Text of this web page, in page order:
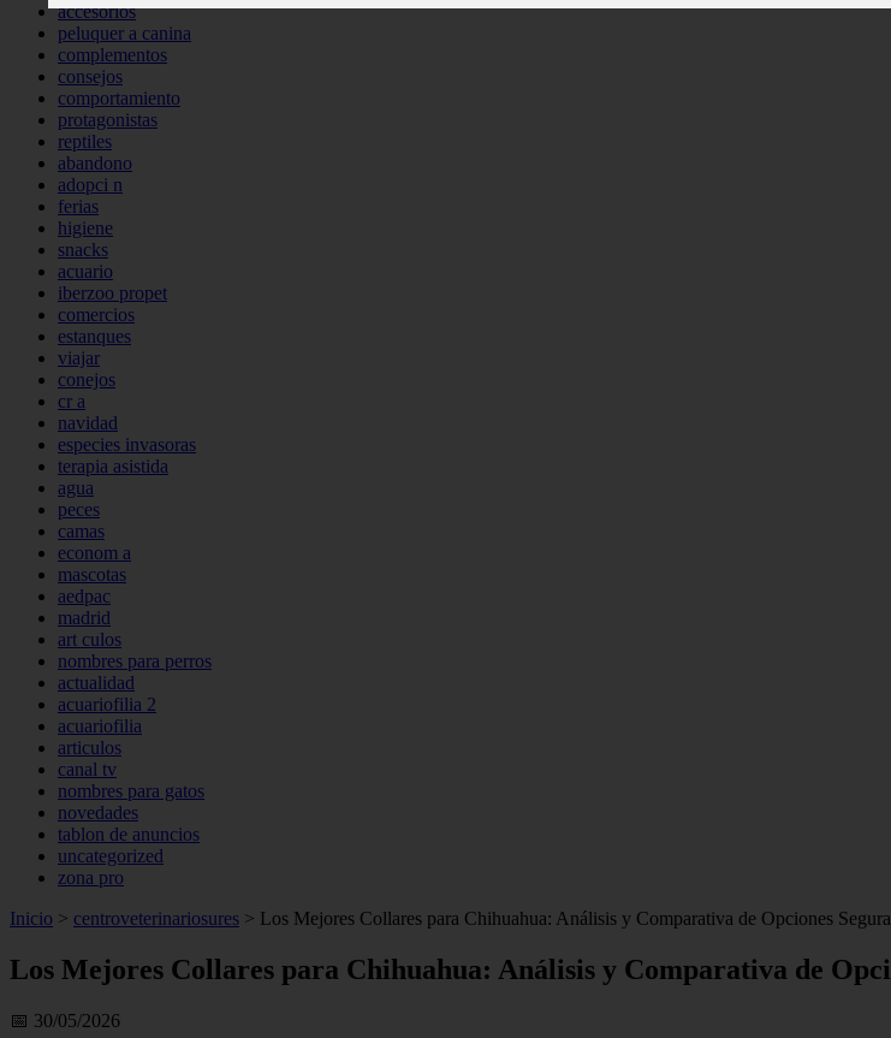
accesorios
peluquer a canina
complementos
consejos
comportamiento
protagonistas
reptiles
abandono
adopci n
ferias
higiene
snacks
acuario
iberzoo propet
comercios
estanques
viajar
conejos
cr a
navidad
especies invasoras
terapia asistida
agua
peces
camas
econom a
mascotas
aedpac
madrid
art culos
nombres para perros
actualidad
acuariofilia 2
acuariofilia
articulos
canal tv
nombres para gatos
novedades
tablon de anuncios
uncategorized
zona pro
Inicio > centroveterinariosures > Los Mejores Collares para Chihuahua: Análisis y Comparativa de Opciones
Los Mejores Collares para Chihuahua: Análisis y Comparativa de
📅 30/05/2026